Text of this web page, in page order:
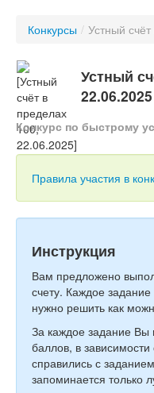
Турниры
Конкурсы
Вебинары
Тесты
Учитель
Конкурсы / Устный
Устный
22.06.2025
Конкурс по быстрому
Правила участия в
Инструкция
Вам предложено
счету. Каждое
нужно решить как
За каждое задание Вы
баллов, в
справились с
запоминается только